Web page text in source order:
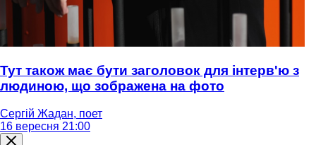
Тут також має бути заголовок для інтерв'ю з
людиною, що зображена на фото
Сергій Жадан, поет
16 вересня 21:00